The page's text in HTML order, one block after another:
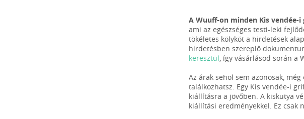
A Wuuff-on minden Kis
ami az egészséges testi-leki
tökéletes kölyköt a hirdetések
hirdetésben szereplő
keresztül, így vásárlásod során a
Az árak sehol sem azonosak,
találkozhatsz. Egy Kis vendée-i
kiállításra a jövőben. A kiskutya
kiállítási eredményekkel. Ez csak